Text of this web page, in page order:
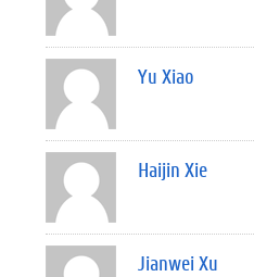
Yu Xiao
Haijin Xie
Jianwei Xu